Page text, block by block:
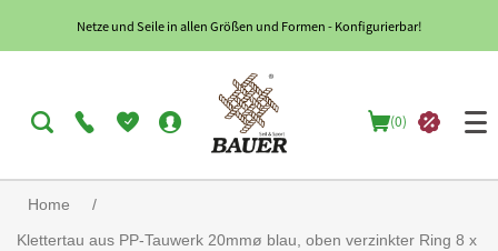
Netze und Seile in allen Größen und Formen - Konfigurierbar!
(0)
Home
/
Klettertau aus PP-Tauwerk 20mmø blau, oben verzinkter Ring 8 x